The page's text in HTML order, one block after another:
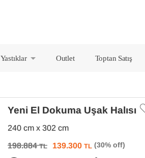
Yastıklar Outlet Toptan Satış
Yeni El Dokuma Uşak Halısı
240 cm x 302 cm
198.884TL 139.300 TL